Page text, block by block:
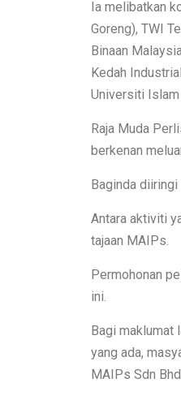
Ia melibatkan
Goreng), TWI
Binaan
Kedah
Universiti
Raja Muda
berkenan
Baginda
Antara aktiviti
tajaan MAIPs.
Permohonan
ini.
Bagi maklumat
yang ada,
MAIPs Sdn